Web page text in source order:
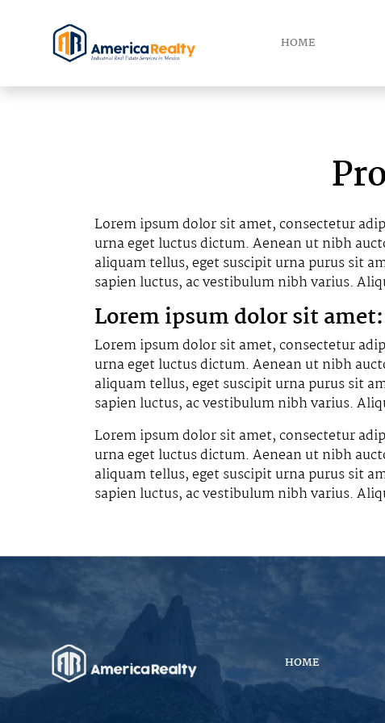
HOME
Lorem ipsum dolor sit amet, consectetur
urna eget luctus dictum. Aenean ut nibh
aliquam tellus, eget suscipit urna purus sit
sapien luctus, ac vestibulum nibh varius.
Lorem ipsum dolor sit amet:
Lorem ipsum dolor sit amet, consectetur
urna eget luctus dictum. Aenean ut nibh
aliquam tellus, eget suscipit urna purus sit
sapien luctus, ac vestibulum nibh varius.
Lorem ipsum dolor sit amet, consectetur
urna eget luctus dictum. Aenean ut nibh
aliquam tellus, eget suscipit urna purus sit
sapien luctus, ac vestibulum nibh varius.
HOME